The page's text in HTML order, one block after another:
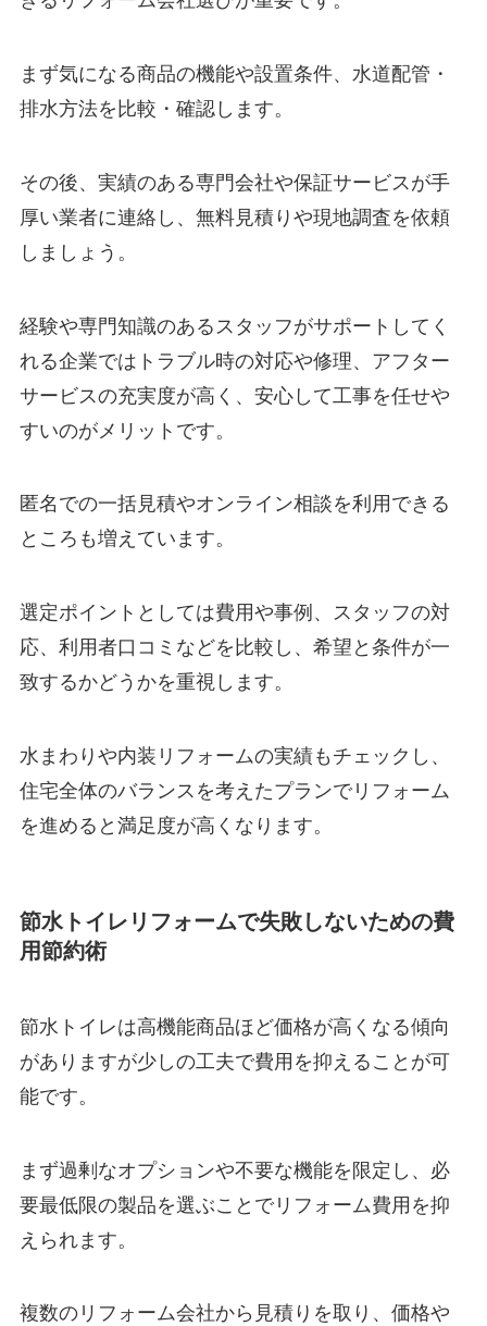
まず気になる商品の機能や設置条件、水道配管・
排水方法を比較・確認します。
その後、実績のある専門会社や保証サービスが手
厚い業者に連絡し、無料見積りや現地調査を依頼
しましょう。
経験や専門知識のあるスタッフがサポートしてく
れる企業ではトラブル時の対応や修理、アフター
サービスの充実度が高く、安心して工事を任せや
すいのがメリットです。
匿名での一括見積やオンライン相談を利用できる
ところも増えています。
選定ポイントとしては費用や事例、スタッフの対
応、利用者口コミなどを比較し、希望と条件が一
致するかどうかを重視します。
水まわりや内装リフォームの実績もチェックし、
住宅全体のバランスを考えたプランでリフォーム
を進めると満足度が高くなります。
節水トイレリフォームで失敗しないための費
用節約術
節水トイレは高機能商品ほど価格が高くなる傾向
がありますが少しの工夫で費用を抑えることが可
能です。
まず過剰なオプションや不要な機能を限定し、必
要最低限の製品を選ぶことでリフォーム費用を抑
えられます。
複数のリフォーム会社から見積りを取り、価格や